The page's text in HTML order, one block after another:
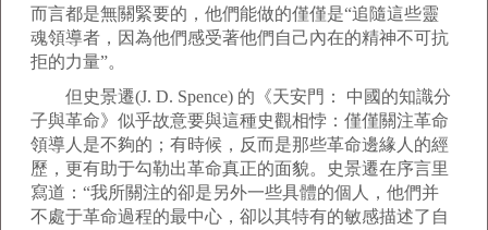
而言都是無關緊要的，他們能做的僅僅是“追隨這些靈
魂領導者，因為他們感受著他們自己內在的精神不可抗
拒的力量”。
但史景遷(J. D. Spence) 的《天安門： 中國的知識分
子與革命》似乎故意要與這種史觀相悖：僅僅關注革命
領導人是不夠的；有時候，反而是那些革命邊緣人的經
歷，更有助于勾勒出革命真正的面貌。史景遷在序言里
寫道：“我所關注的卻是另外一些具體的個人，他們并
不處于革命過程的最中心，卻以其特有的敏感描述了自